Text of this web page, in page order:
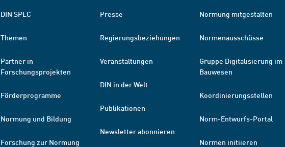
DIN SPEC
Themen
Partner in
Forschungsprojekten
Förderprogramme
Normung und Bildung
Forschung zur Normung
Presse
Regierungsbeziehungen
Veranstaltungen
DIN in der Welt
Publikationen
Newsletter abonnieren
Normung mitgestalten
Normenausschüsse
Gruppe Digitalisierung im
Bauwesen
Koordinierungsstellen
Norm-Entwurfs-Portal
Normen initiieren